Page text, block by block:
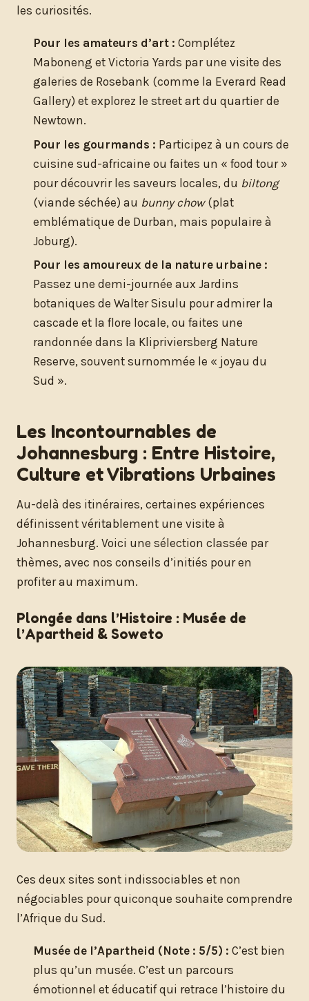
les curiosités.
Pour les amateurs d’art : Complétez
Maboneng et Victoria Yards par une visite des
galeries de Rosebank (comme la Everard Read
Gallery) et explorez le street art du quartier de
Newtown.
Pour les gourmands : Participez à un cours de
cuisine sud-africaine ou faites un « food tour »
pour découvrir les saveurs locales, du biltong
(viande séchée) au bunny chow(plat
emblématique de Durban, mais populaire à
Joburg).
Pour les amoureux de la nature urbaine :
Passez une demi-journée aux Jardins
botaniques de Walter Sisulu pour admirer la
cascade et la flore locale, ou faites une
randonnée dans la Klipriviersberg Nature
Reserve, souvent surnommée le « joyau du
Sud ».
Les Incontournables de
Johannesburg : Entre Histoire,
Culture et Vibrations Urbaines
Au-delà des itinéraires, certaines expériences
définissent véritablement une visite à
Johannesburg. Voici une sélection classée par
thèmes, avec nos conseils d’initiés pour en
profiter au maximum.
Plongée dans l’Histoire : Musée de
l’Apartheid & Soweto
Ces deux sites sont indissociables et non
négociables pour quiconque souhaite comprendre
l’Afrique du Sud.
Musée de l’Apartheid (Note : 5/5) : C’est bien
plus qu’un musée. C’est un parcours
émotionnel et éducatif qui retrace l’histoire du